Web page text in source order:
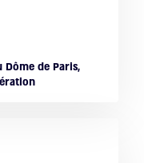
de Paris,